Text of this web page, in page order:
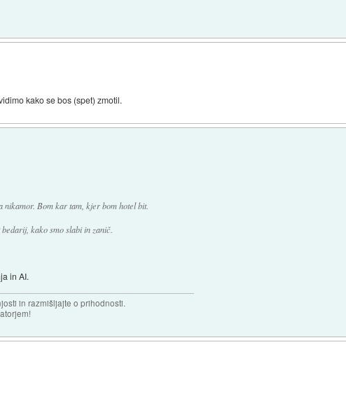
kako se bos (spet) zmotil.
nikamor. Bom kar tam, kjer bom hotel bit.
kako smo slabi in zanič.
in AI.
in razmišljajte o prihodnosti.